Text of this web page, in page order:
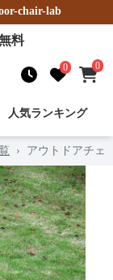
chair-lab
料
0 0
人気ランキング
› アウトドアチェ